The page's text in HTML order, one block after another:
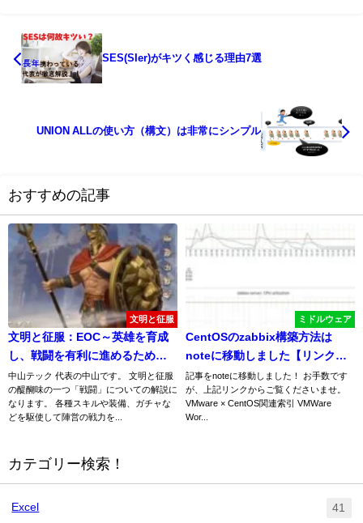
SES(SIer)がキツく感じる理由7選
UNION ALLの使い方（構文）は非常にシンプル
おすすめの記事
文明と征服
文明と征服：EOC～英雄を育成
し、戦闘を有利に進めるための
コツ～
中山テック 代表の中山です。 文明と征服
の醍醐味の一つ「戦闘」についての解説に
なります。 各種スキルや装備、ガチャな
どを駆使して陣営の戦力を...
ミドルウェア
CentOSのzabbix構築方法は
noteに移動しました【リンクあ
り】
記事をnoteに移動しました！ お手数です
が、上記リンクからご覧くださいませ。
VMware × CentOS関連索引 VMWare
Wor...
カテゴリー検索！
Excel 41